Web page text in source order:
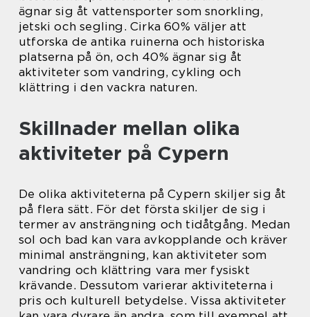
ägnar sig åt vattensporter som snorkling,
jetski och segling. Cirka 60% väljer att
utforska de antika ruinerna och historiska
platserna på ön, och 40% ägnar sig åt
aktiviteter som vandring, cykling och
klättring i den vackra naturen.
Skillnader mellan olika
aktiviteter på Cypern
De olika aktiviteterna på Cypern skiljer sig åt
på flera sätt. För det första skiljer de sig i
termer av ansträngning och tidåtgång. Medan
sol och bad kan vara avkopplande och kräver
minimal ansträngning, kan aktiviteter som
vandring och klättring vara mer fysiskt
krävande. Dessutom varierar aktiviteterna i
pris och kulturell betydelse. Vissa aktiviteter